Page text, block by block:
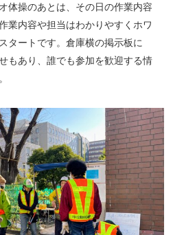
体操のあとは、その日の作業内容
業内容や担当はわかりやすくホワ
タートです。倉庫横の掲示板に
もあり、誰でも参加を歓迎する情